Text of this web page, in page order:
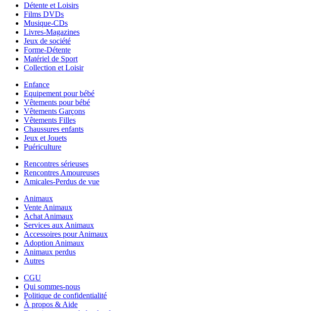
Détente et Loisirs
Films DVDs
Musique-CDs
Livres-Magazines
Jeux de société
Forme-Détente
Matériel de Sport
Collection et Loisir
Enfance
Equipement pour bébé
Vêtements pour bébé
Vêtements Garçons
Vêtements Filles
Chaussures enfants
Jeux et Jouets
Puériculture
Rencontres sérieuses
Rencontres Amoureuses
Amicales-Perdus de vue
Animaux
Vente Animaux
Achat Animaux
Services aux Animaux
Accessoires pour Animaux
Adoption Animaux
Animaux perdus
Autres
CGU
Qui sommes-nous
Politique de confidentialité
À propos & Aide